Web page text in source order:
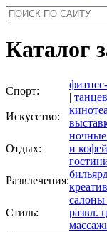
Каталог
Спорт:
|
Искусство:
Отдых:
и
Развлечения:
Стиль:
салоны
развл.